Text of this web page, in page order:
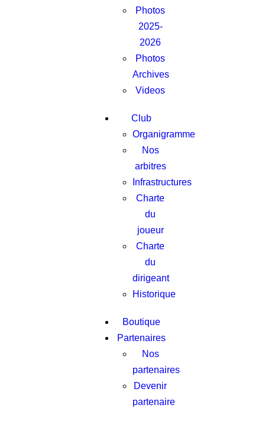
Photos
2025-
2026
Photos
Archives
Videos
Club
Organigramme
Nos
arbitres
Infrastructures
Charte
du
joueur
Charte
du
dirigeant
Historique
Boutique
Partenaires
Nos
partenaires
Devenir
partenaire